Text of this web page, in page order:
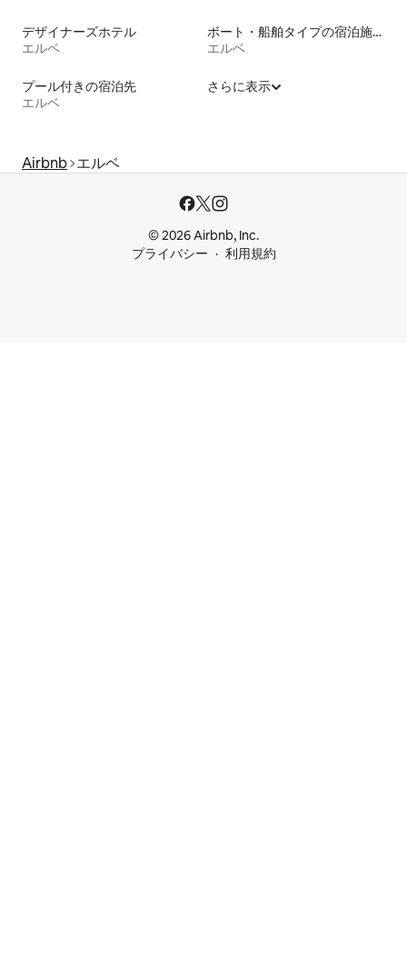
デザイナーズホテル
エルベ
ボート・船舶タイプの宿泊施設
エルベ
プール付きの宿泊先
エルベ
さらに表示
Airbnb エルベ
© 2026 Airbnb, Inc.
プライバシー
利用規約